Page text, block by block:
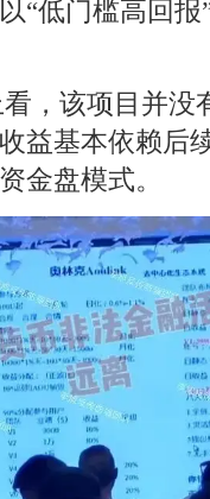
“低门槛高回报
，该项目并没
益基本依赖后
金盘模式。